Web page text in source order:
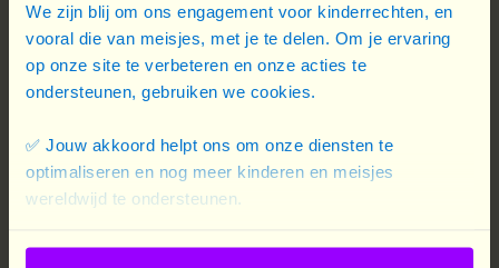
We zijn blij om ons engagement voor kinderrechten, en
vooral die van meisjes, met je te delen. Om je ervaring
op onze site te verbeteren en onze acties te
ondersteunen, gebruiken we cookies.
✅ Jouw akkoord helpt ons om onze diensten te
optimaliseren en nog meer kinderen en meisjes
wereldwijd te ondersteunen.